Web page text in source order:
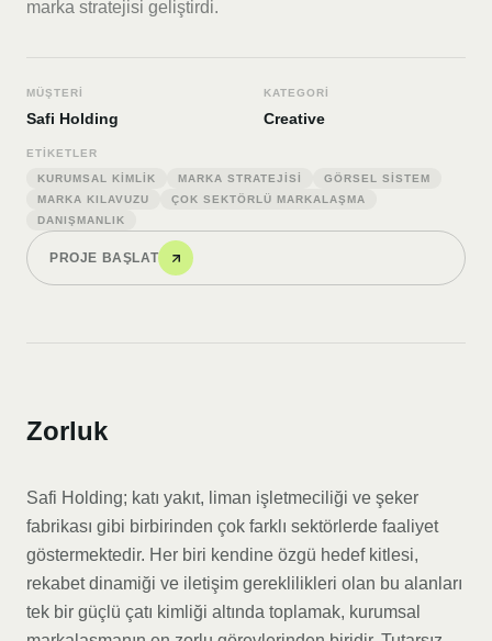
marka stratejisi geliştirdi.
MÜŞTERI
Safi Holding
KATEGORI
Creative
ETIKETLER
KURUMSAL KIMLIK MARKA STRATEJISI
GÖRSEL SISTEM
MARKA KILAVUZU
ÇOK SEKTÖRLÜ MARKALAŞMA
DANIŞMANLIK
PROJE BAŞLAT
Zorluk
Safi Holding; katı yakıt, liman işletmeciliği ve şeker
fabrikası gibi birbirinden çok farklı sektörlerde faaliyet
göstermektedir. Her biri kendine özgü hedef kitlesi,
rekabet dinamiği ve iletişim gereklilikleri olan bu alanları
tek bir güçlü çatı kimliği altında toplamak, kurumsal